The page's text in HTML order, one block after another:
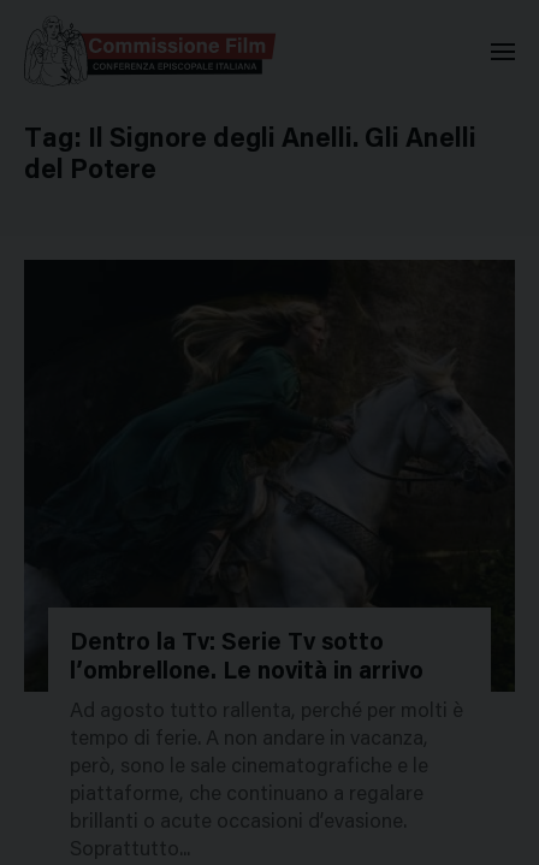
Tag: Il Signore degli Anelli. Gli Anelli
del Potere
350824
Dentro la Tv: Serie Tv sotto
l’ombrellone. Le novità in arrivo
Ad agosto tutto rallenta, perché per molti è
tempo di ferie. A non andare in vacanza,
però, sono le sale cinematografiche e le
piattaforme, che continuano a regalare
brillanti o acute occasioni d’evasione.
Soprattutto...